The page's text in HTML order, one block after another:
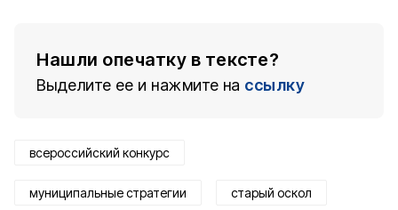
Нашли опечатку в тексте?
Выделите ее и нажмите на ссылку
всероссийский конкурс
муниципальные стратегии старый оскол